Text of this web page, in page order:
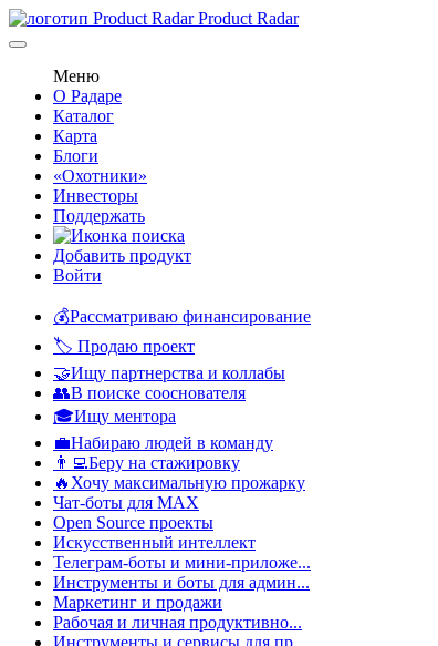
Product Radar
Меню
О Радаре
Каталог
Карта
Блоги
«Охотники»
Инвесторы
Поддержать
Добавить продукт
Войти
💰Рассматриваю финансирование
🏷️ Продаю проект
🤝Ищу партнерства и коллабы
👥В поиске сооснователя
🎓Ищу ментора
💼Набираю людей в команду
👨‍💻Беру на стажировку
🔥Хочу максимальную прожарку
Чат-боты для MAX
Open Source проекты
Искусственный интеллект
Телеграм-боты и мини-приложе...
Инструменты и боты для админ...
Маркетинг и продажи
Рабочая и личная продуктивно...
Инструменты и сервисы для пр...